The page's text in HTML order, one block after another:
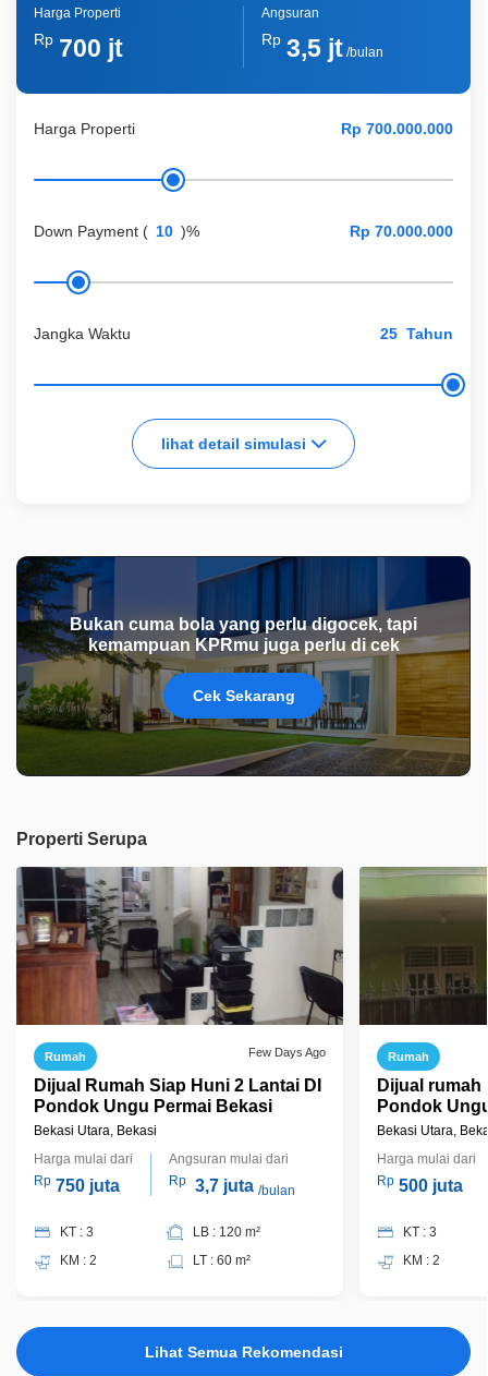
Harga Properti
Down Payment ( )%
Jangka Waktu Tahun
lihat detail simulasi
Harga Properti
Rp 700 jt
Angsuran
Rp 3,5 jt/bulan
Bukan cuma bola yang perlu digocek, tapi
kemampuan KPRmu juga perlu di cek
Cek Sekarang
Properti Serupa
Rumah Few Days Ago
Dijual Rumah Siap Huni 2 Lantai DI
Pondok Ungu Permai Bekasi
Bekasi Utara, Bekasi
Harga mulai dari
Rp 750 juta
Angsuran mulai dari
Rp 3,7 juta /bulan
KT : 3
KM : 2
LB : 120 m²
LT : 60 m²
Rumah
Dijual
Pondok
Bekasi Utara,
Harga mulai dari
Rp 500 juta
KT : 3
KM : 2
Lihat Semua Rekomendasi